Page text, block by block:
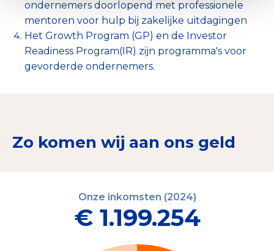
ondernemers doorlopend met professionele
mentoren voor hulp bij zakelijke uitdagingen
Het Growth Program (GP) en de Investor
Readiness Program(IR) zijn programma's voor
gevorderde ondernemers.
Zo komen wij aan ons geld
Onze inkomsten (2024)
€ 1.199.254